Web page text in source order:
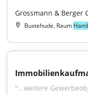
Grossmann & Berger
Buxtehude, Raum
"...weitere